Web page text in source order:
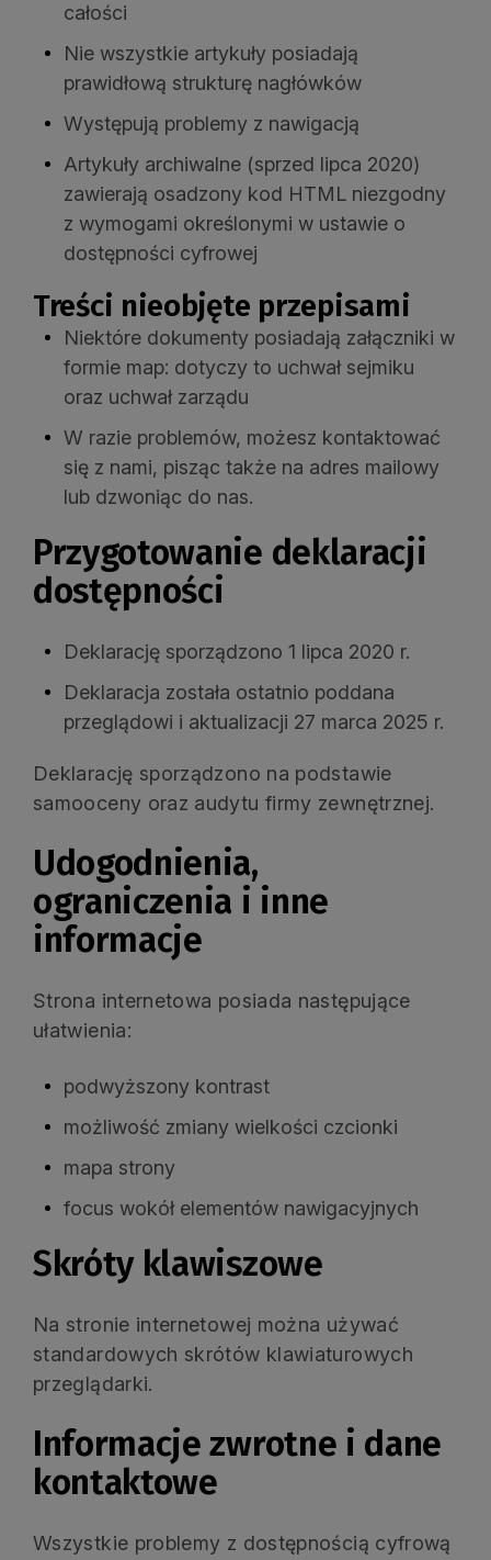
całości
Nie wszystkie artykuły posiadają
prawidłową strukturę nagłówków
Występują problemy z nawigacją
Artykuły archiwalne (sprzed lipca 2020)
zawierają osadzony kod HTML niezgodny
z wymogami określonymi w ustawie o
dostępności cyfrowej
Treści nieobjęte przepisami
Niektóre dokumenty posiadają załączniki w
formie map: dotyczy to uchwał sejmiku
oraz uchwał zarządu
W razie problemów, możesz kontaktować
się z nami, pisząc także na adres mailowy
lub dzwoniąc do nas.
Przygotowanie deklaracji
dostępności
Deklarację sporządzono 1 lipca 2020 r.
Deklaracja została ostatnio poddana
przeglądowi i aktualizacji 27 marca 2025 r.
Deklarację sporządzono na podstawie
samooceny oraz audytu firmy zewnętrznej.
Udogodnienia,
ograniczenia i inne
informacje
Strona internetowa posiada następujące
ułatwienia:
podwyższony kontrast
możliwość zmiany wielkości czcionki
mapa strony
focus wokół elementów nawigacyjnych
Skróty klawiszowe
Na stronie internetowej można używać
standardowych skrótów klawiaturowych
przeglądarki.
Informacje zwrotne i dane
kontaktowe
Wszystkie problemy z dostępnością cyfrową